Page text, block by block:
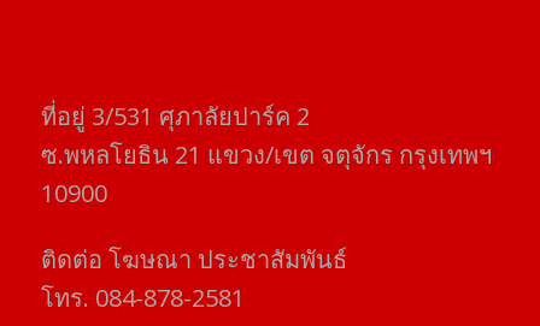
ที่อยู่​ 3/531​ ศุภาลัยปาร์ค​ 2
ซ.พหลโยธิน​ 21​ แขวง/เขต​ จตุจักร​ กรุงเทพฯ
10900
ติดต่อ​ โฆษณา​ ประชาสัมพันธ์
โทร​. 084-878-2581